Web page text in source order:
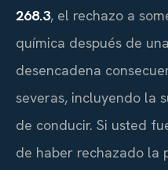
268.3, el rechazo a
química después de
desencadena
severas, incluyendo la
de conducir. Si usted
de haber rechazado la